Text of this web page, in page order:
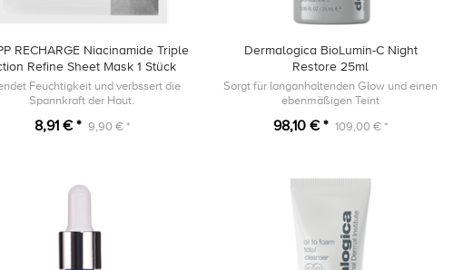
RECHARGE Niacinamide Triple
Refine Sheet Mask 1 Stück
Feuchtigkeit und verbssert die
Spannkraft der Haut.
8,91 € * 9,90 € *
Dermalogica BioLumin-C Night
Restore 25ml
Sorgt für langanhaltenden Glow und einen
ebenmäßigen Teint
98,10 € * 109,00 € *